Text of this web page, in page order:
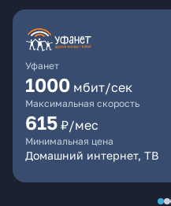
Уфанет
1000 мбит/сек
Максимальная скорость
615 ₽/мес
Минимальная цена
Домашний интернет, ТВ